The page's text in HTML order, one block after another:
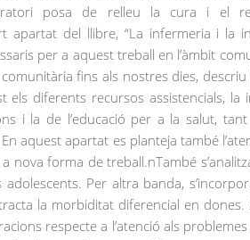
posa de relleu la cura i el
apartat del llibre, “La infermeria i la
per a aquest treball en l’àmbit
fins als nostres dies,
els diferents recursos assistencials,
i la de l’educació per a la salut,
aquest apartat es planteja també
nova forma de treball.nTambé
adolescents. Per altra banda,
la morbiditat diferencial en dones.
respecte a l’atenció als